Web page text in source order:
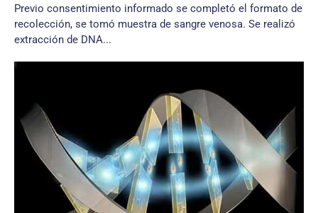
Previo consentimiento informado se completó el formato de
recolección, se tomó muestra de sangre venosa. Se realizó
extracción de DNA...